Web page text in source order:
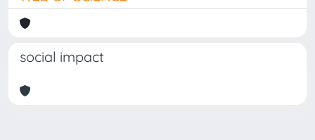
social impact